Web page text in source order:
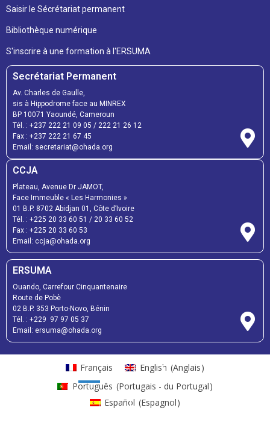
Saisir le Sécrétariat permanent
Bibliothèque numérique
S'inscrire à une formation à l'ERSUMA
Secrétariat Permanent
Av. Charles de Gaulle,
sis à Hippodrome face au MINREX
BP 10071 Yaoundé, Cameroun
Tél. : +237 222 21 09 05 / 222 21 26 12
Fax : +237 222 21 67 45
Email: secretariat@ohada.org
CCJA
Plateau, Avenue Dr JAMOT,
Face Immeuble « Les Harmonies »
01 B.P. 8702 Abidjan 01, Côte d’Ivoire
Tél. : +225 20 33 60 51 / 20 33 60 52
Fax : +225 20 33 60 53
Email: ccja@ohada.org
ERSUMA
Ouando, Carrefour Cinquantenaire
Route de Pobè
02 B.P. 353 Porto-Novo, Bénin
Tél. : +229 97 97 05 37
Email: ersuma@ohada.org
Français English (Anglais)
Português (Portugais - du Portugal)
Español (Espagnol)